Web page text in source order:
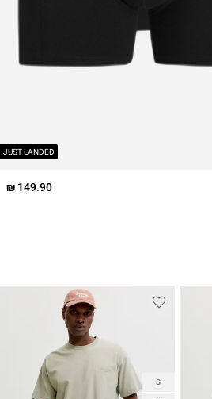
JUST LANDED
149.90 ₪
S